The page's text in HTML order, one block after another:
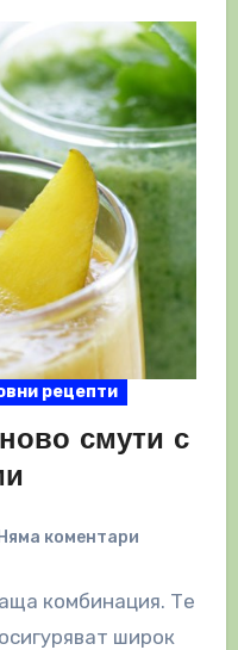
рецепти
смути с
Няма коментари
комбинация. Те
широк